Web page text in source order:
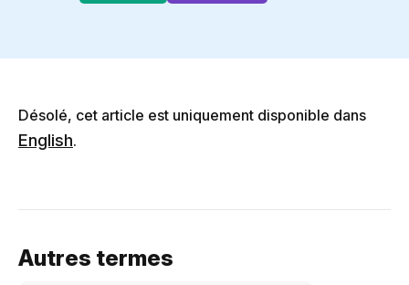
Désolé, cet article est uniquement disponible dans
English.
Autres termes